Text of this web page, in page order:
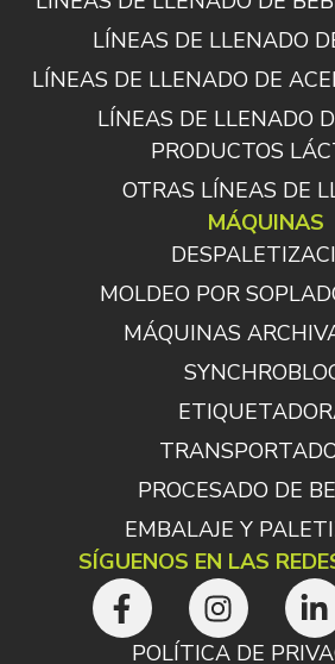
LÍNEAS DE LLENADO
LÍNEAS DE LLENADO DE
LÍNEAS DE LLENADO
PRODUCTOS
OTRAS LÍNEAS DE
MÁQUINAS
MOLDEO POR
MÁQUINAS
PROCESADO DE
EMBALAJE Y
SÍGUENOS EN LAS
POLÍTICA DE